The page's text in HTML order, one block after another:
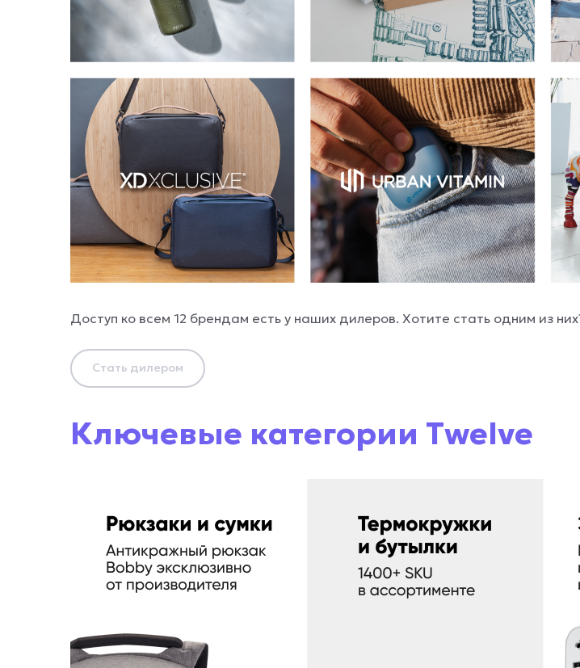
Доступ ко всем 12 брендам есть у наших дилеров. Хотите стать одним из
Стать дилером
Ключевые категории Twelve